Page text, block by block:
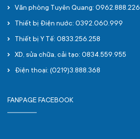
Văn phòng Tuyên Quang: 0962.888.226
Thiết bị Điện nước: 0392.060.999
Thiết bị Y Tế: 0833.256.258
XD, sửa chữa, cải tạo: 0834.559.955
Điện thoại: (0219)3.888.368
FANPAGE FACEBOOK